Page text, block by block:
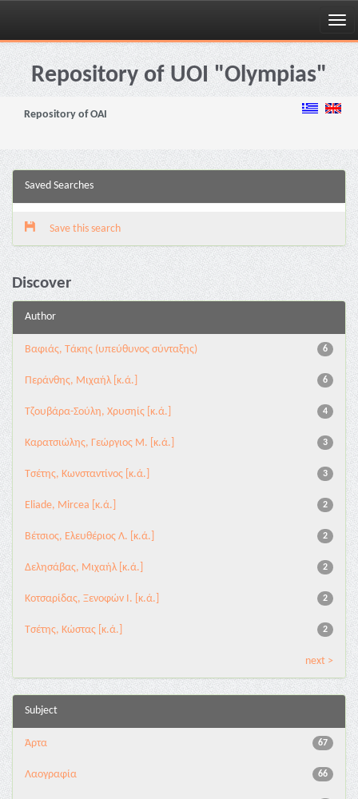
Skip
navigationRepository of UOI "Olympias"
Repository of OAI
Saved Searches
Save this search
Discover
Author
6
Βαφιάς, Τάκης (υπεύθυνος σύνταξης)
6
Περάνθης, Μιχαήλ [κ.ά.]
4
Tζουβάρα-Σούλη, Χρυσηίς [κ.ά.]
3
Καρατσιώλης, Γεώργιος Μ. [κ.ά.]
3
Τσέτης, Κωνσταντίνος [κ.ά.]
2
Eliade, Mircea [κ.ά.]
2
Βέτσιος, Ελευθέριος Λ. [κ.ά.]
2
Δελησάβας, Μιχαήλ [κ.ά.]
2
Κοτσαρίδας, Ξενοφών Ι. [κ.ά.]
2
Τσέτης, Κώστας [κ.ά.]
next >
Subject
67
Άρτα
66
Λαογραφία